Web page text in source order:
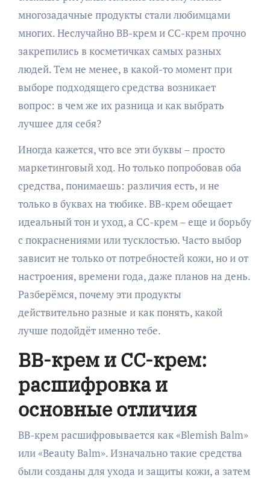
многозадачные продукты стали любимцами
многих. Неслучайно BB-крем и CC-крем прочно
закрепились в косметичках самых разных
людей. Тем не менее, в какой-то момент при
выборе подходящего средства возникает
вопрос: в чем же их разница и как выбрать
лучшее для себя?
Иногда кажется, что все эти буквы – просто
маркетинговый ход. Но только попробовав оба
средства, понимаешь: различия есть, и не
только в буквах на тюбике. BB-крем обещает
идеальный тон и уход, а CC-крем – еще и борьбу
с покраснениями или тусклостью. Часто выбор
зависит не только от потребностей кожи, но и от
настроения, времени года, даже планов на день.
Разберёмся, почему эти продукты
действительно разные и как понять, какой
лучше подойдёт именно тебе.
BB-крем и CC-крем:
расшифровка и
основные отличия
BB-крем расшифровывается как «Blemish Balm»
или «Beauty Balm». Изначально такие средства
были созданы для ухода и защиты кожи, а затем